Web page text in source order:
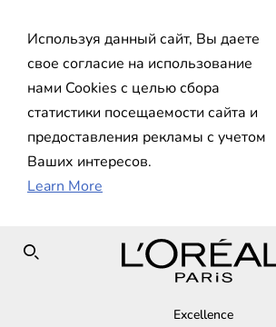
Используя данный сайт, Вы даете
свое согласие на использование
нами Cookies с целью сбора
статистики посещаемости сайта и
предоставления рекламы с учетом
Ваших интересов.
Learn More
SEARCH THIS SITE
Excellence